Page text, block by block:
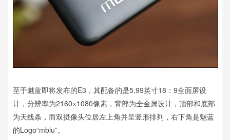
至于魅蓝即将发布的E3，其配备的是5.99英寸18：9全面屏设
计，分辨率为2160×1080像素，背部为全金属设计，顶部和底部
为天线条，而双摄像头位居左上角并呈竖形排列，右下角是魅蓝
的Logo“mblu”。